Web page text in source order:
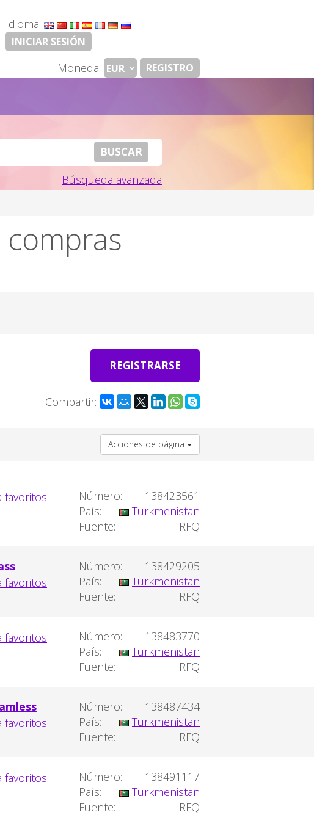
Idioma:
INICIAR SESIÓN
Moneda: REGISTRO
Búsqueda avanzada
REGISTRARSE
Compartir:
Acciones de página
Número:
138423561
País:
Turkmenistan
Fuente:
RFQ
Número:
138429205
País:
Turkmenistan
Fuente:
RFQ
Número:
138483770
País:
Turkmenistan
Fuente:
RFQ
Número:
138487434
País:
Turkmenistan
Fuente:
RFQ
Número:
138491117
País:
Turkmenistan
Fuente:
RFQ